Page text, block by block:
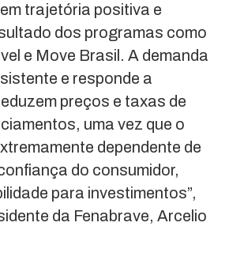
trajetória positiva e
dos programas como
e Move Brasil. A demanda
e responde a
preços e taxas de
uma vez que o
dependente de
do consumidor,
para investimentos”,
da Fenabrave, Arcelio